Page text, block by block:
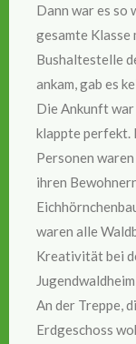
Dann war es so
gesamte
Bushaltestelle
ankam, gab es
Die Ankunft
klappte perfekt.
Personen
ihren
waren alle
Kreativität bei
An der Treppe,
Erdgeschoss